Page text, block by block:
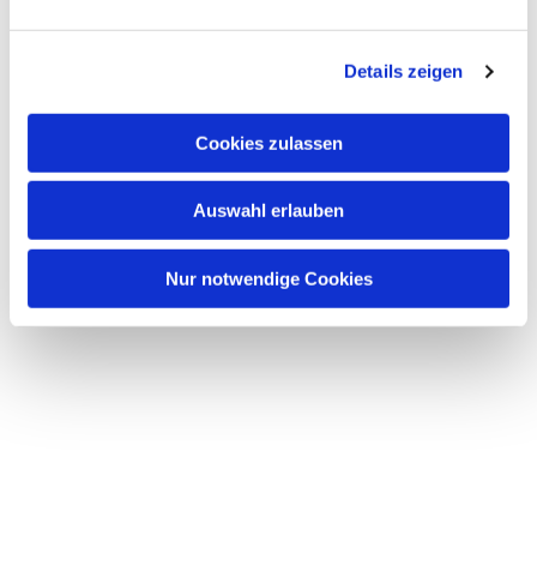
Details zeigen
Cookies zulassen
Auswahl erlauben
Nur notwendige Cookies